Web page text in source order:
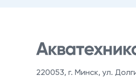
220053, г. Минск, ул.